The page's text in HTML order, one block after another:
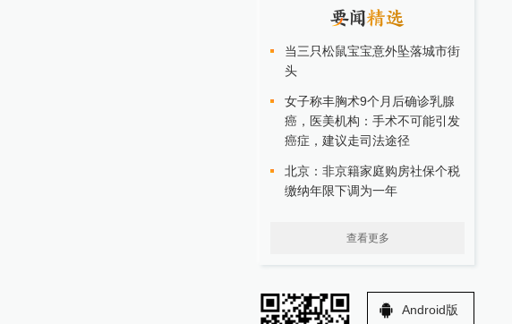
当三只松鼠宝宝意外坠落城市街
头
女子称丰胸术9个月后确诊乳腺
癌，医美机构：手术不可能引发
癌症，建议走司法途径
北京：非京籍家庭购房社保个税
缴纳年限下调为一年
查看更多
Android版